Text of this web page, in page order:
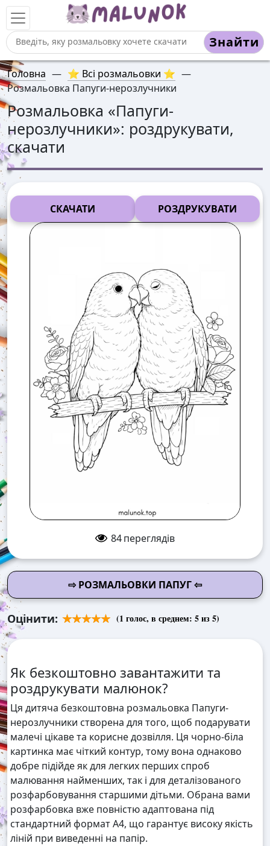
Знайти
Головна — ⭐ Всі розмальовки ⭐ —
Розмальовка Папуги-нерозлучники
Розмальовка «Папуги-
нерозлучники»: роздрукувати,
скачати
СКАЧАТИ РОЗДРУКУВАТИ
84переглядів
⇨ РОЗМАЛЬОВКИ ПАПУГ ⇦
Оцінити: (1 голос, в среднем: 5из 5)
Як безкоштовно завантажити та
роздрукувати малюнок?
Ця дитяча безкоштовна розмальовка Папуги-
нерозлучники створена для того, щоб подарувати
малечі цікаве та корисне дозвілля. Ця чорно-біла
картинка має чіткий контур, тому вона однаково
добре підійде як для легких перших спроб
малювання найменших, так і для деталізованого
розфарбовування старшими дітьми. Обрана вами
розфарбовка вже повністю адаптована під
стандартний формат А4, що гарантує високу якість
ліній при виведенні на папір.